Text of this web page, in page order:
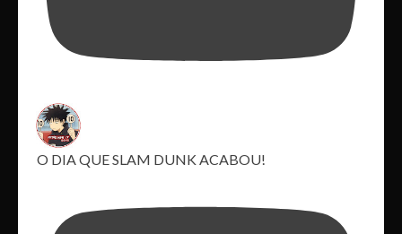
O DIA QUE SLAM DUNK ACABOU!